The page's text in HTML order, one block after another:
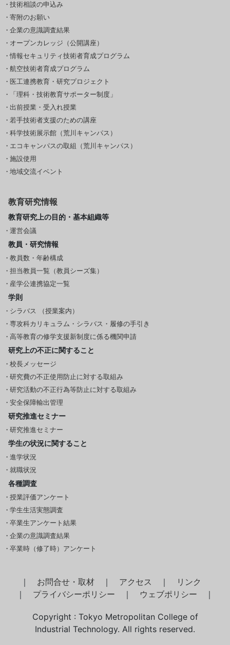
技術相談の申込み
寄附のお願い
企業の意識調査結果
オープンカレッジ（公開講座）
情報セキュリティ技術者育成プログラム
航空技術者育成プログラム
医工連携教育・研究プロジェクト
「理科・技術教育サポーター制度」
出前授業・受入れ授業
若手技術者支援のための講座
科学技術展示館（荒川キャンパス）
エコキャンパスの取組（荒川キャンパス）
施設使用
地域交流イベント
教育研究情報
教育研究上の目的・基本組織等
運営会議
教員・研究情報
教員数・年齢構成
担当教員一覧（教員シーズ集）
産学公連携協定一覧
学則
シラバス （授業案内）
専攻科カリキュラム・シラバス・履修の手引き
高等教育の修学支援新制度に係る機関申請
研究上の不正に関すること
校長メッセージ
研究費の不正使用防止に対する取組み
研究活動の不正行為等防止に対する取組み
安全保障輸出管理
研究推進セミナー
研究推進セミナー
学生の状況に関すること
進学状況
就職状況
各種調査
授業評価アンケート
学生生活実態調査
卒業生アンケート結果
企業の意識調査結果
卒業時（修了時）アンケート
｜ お問合せ・取材 ｜ アクセス ｜
リンク
｜ プライバシーポリシー ｜ ウェブポリシー ｜
Copyright : Tokyo Metropolitan College of
Industrial Technology. All rights reserved.